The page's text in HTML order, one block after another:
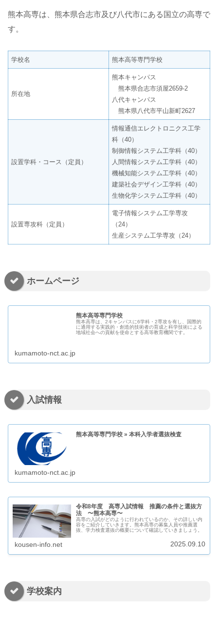
熊本高専は、熊本県合志市及び八代市にある国立の高専で
す。
学校名 熊本高等専門学校
所在地
熊本キャンパス
熊本県合志市須屋2659-2
八代キャンパス
熊本県八代市平山新町2627
設置学科・コース（定員）
情報通信エレクトロニクス工学
科（40）
制御情報システム工学科（40）
人間情報システム工学科（40）
機械知能システム工学科（40）
建築社会デザイン工学科（40）
生物化学システム工学科（40）
設置専攻科（定員）
電子情報システム工学専攻
（24）
生産システム工学専攻（24）
ホームページ
熊本高等専門学校
熊本高専は、2キャンパスに6学科・2専攻を有し、国際的
に通用する実践的・創造的技術者の育成と科学技術による
地域社会への貢献を使命とする高等教育機関です。
kumamoto-nct.ac.jp
入試情報
熊本高等専門学校 » 本科入学者選抜検査
kumamoto-nct.ac.jp
令和8年度 高専入試情報 推薦の条件と選抜方
法 〜熊本高専〜
高専の入試がどのように行われているのか、その詳しい内
容をご紹介していきます。熊本高専の募集人員や推薦選
抜、学力検査選抜の概要について確認していきましょう。
kousen-info.net 2025.09.10
学校案内